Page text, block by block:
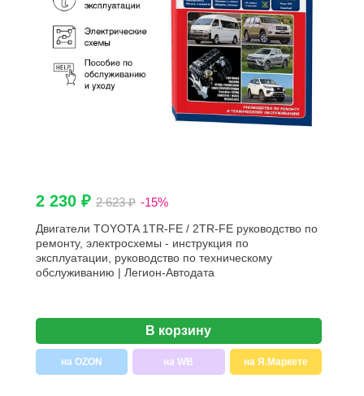
2 230 ₽ 2 623 ₽ -15%
Двигатели TOYOTA 1TR-FE / 2TR-FE руководство по
ремонту, электросхемы - инструкция по
эксплуатации, руководство по техническому
обслуживанию | Легион-Aвтодата
В корзину
на OZON на WB на Я.Маркете